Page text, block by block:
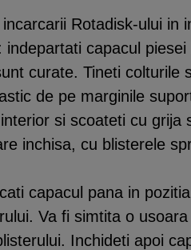
Rotadisk-ului in
capacul
curate. Tineti colturile
de pe marginile
si scoateti cu grija
inchisa, cu blisterele
capacul pana in
Va fi simtita o
Inchideti apoi